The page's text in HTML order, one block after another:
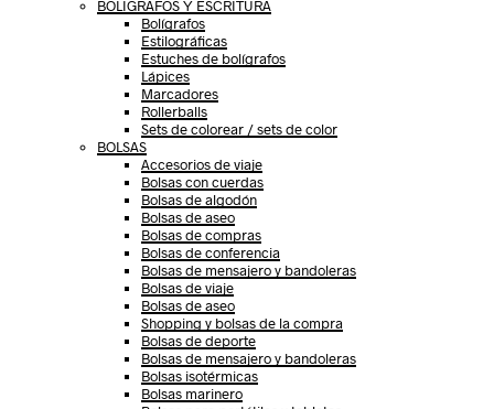
BOLIGRAFOS Y ESCRITURA
Bolígrafos
Estilográficas
Estuches de bolígrafos
Lápices
Marcadores
Rollerballs
Sets de colorear / sets de color
BOLSAS
Accesorios de viaje
Bolsas con cuerdas
Bolsas de algodón
Bolsas de aseo
Bolsas de compras
Bolsas de conferencia
Bolsas de mensajero y bandoleras
Bolsas de viaje
Bolsas de aseo
Shopping y bolsas de la compra
Bolsas de deporte
Bolsas de mensajero y bandoleras
Bolsas isotérmicas
Bolsas marinero